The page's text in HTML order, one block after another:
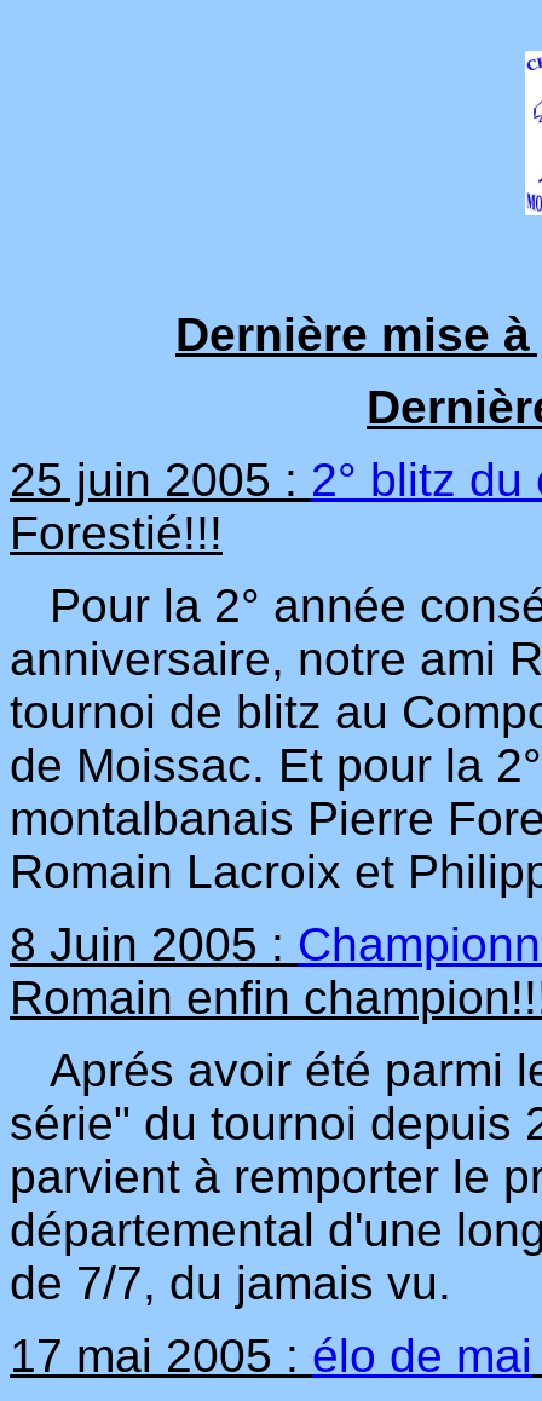
Dernière mise
25 juin 2005 : 2° blitz
Forestié!!!
Pour la 2° année
anniversaire, notre ami
tournoi de blitz au
de Moissac. Et pour la
montalbanais Pierre
Romain Lacroix et
8 Juin 2005 :
Romain enfin
Aprés avoir été parmi
série" du tournoi depuis
parvient à remporter le
départemental d'une
de 7/7, du jamais vu.
17 mai 2005 : élo de mai